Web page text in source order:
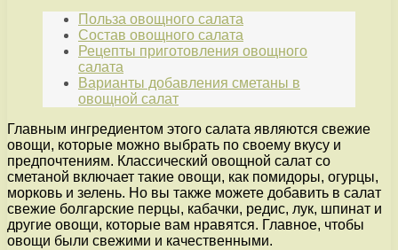
Польза овощного салата
Состав овощного салата
Рецепты приготовления овощного
салата
Варианты добавления сметаны в
овощной салат
Главным ингредиентом этого салата являются свежие
овощи, которые можно выбрать по своему вкусу и
предпочтениям. Классический овощной салат со
сметаной включает такие овощи, как помидоры, огурцы,
морковь и зелень. Но вы также можете добавить в салат
свежие болгарские перцы, кабачки, редис, лук, шпинат и
другие овощи, которые вам нравятся. Главное, чтобы
овощи были свежими и качественными.